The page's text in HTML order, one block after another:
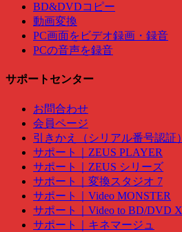
BD&DVDコピー
動画変換
PC画面をビデオ録画・録音
PCの音声を録音
サポートセンター
お問合わせ
会員ページ
引きかえ（シリアル番号認証）
サポート｜ZEUS PLAYER
サポート｜ZEUS シリーズ
サポート｜変換スタジオ 7
サポート｜Video MONSTER
サポート｜Video to BD/DVD
サポート｜キネマージュ